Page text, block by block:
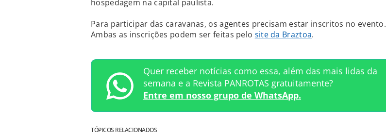
hospedagem na capital paulista.
Para participar das caravanas, os agentes precisam estar inscritos no evento.
Ambas as inscrições podem ser feitas pelo site da Braztoa.
Quer receber notícias como essa, além das mais lidas da
semana e a Revista PANROTAS gratuitamente?
Entre em nosso grupo de WhatsApp.
TÓPICOS RELACIONADOS